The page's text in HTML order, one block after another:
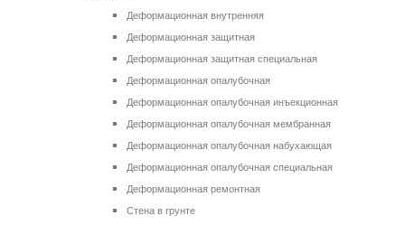
Деформационная внутренняя
Деформационная защитная
Деформационная защитная специальная
Деформационная опалубочная
Деформационная опалубочная инъекционная
Деформационная опалубочная мембранная
Деформационная опалубочная набухающая
Деформационная опалубочная специальная
Деформационная ремонтная
Стена в грунте